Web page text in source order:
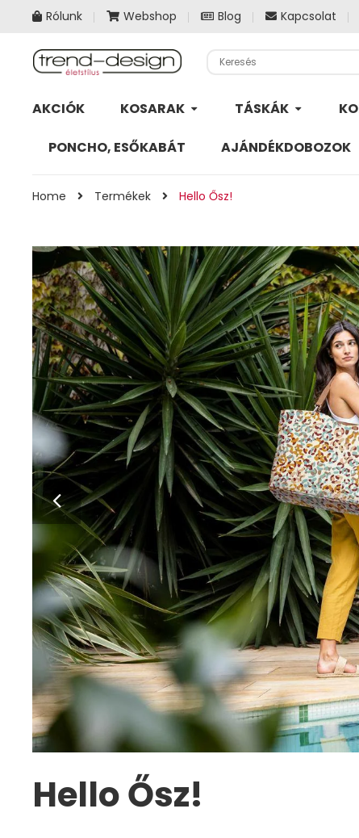
Rólunk Webshop Blog Kapcsolat
AKCIÓK KOSARAK TÁSKÁK
PONCHO, ESŐKABÁT AJÁNDÉKDOBOZOK
Home Termékek Hello Ősz!
Hello Ősz!